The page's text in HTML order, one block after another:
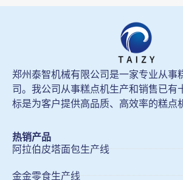
郑州泰智机械有限公司是一家专业从事
司。我公司从事糕点机生产和销售已有
标是为客户提供高品质、高效率的糕点
热销产品
阿拉伯皮塔面包生产线
金金零食生产线